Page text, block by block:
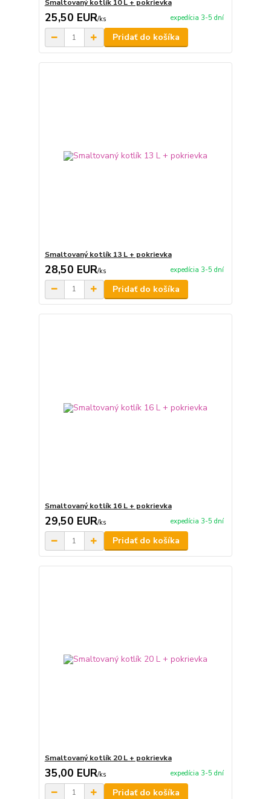
Smaltovaný kotlík 10 L + pokrievka
25,50 EUR/ks expedícia 3-5 dní
Pridať do košíka
Smaltovaný kotlík 13 L + pokrievka
28,50 EUR/ks expedícia 3-5 dní
Pridať do košíka
Smaltovaný kotlík 16 L + pokrievka
29,50 EUR/ks expedícia 3-5 dní
Pridať do košíka
Smaltovaný kotlík 20 L + pokrievka
35,00 EUR/ks expedícia 3-5 dní
Pridať do košíka